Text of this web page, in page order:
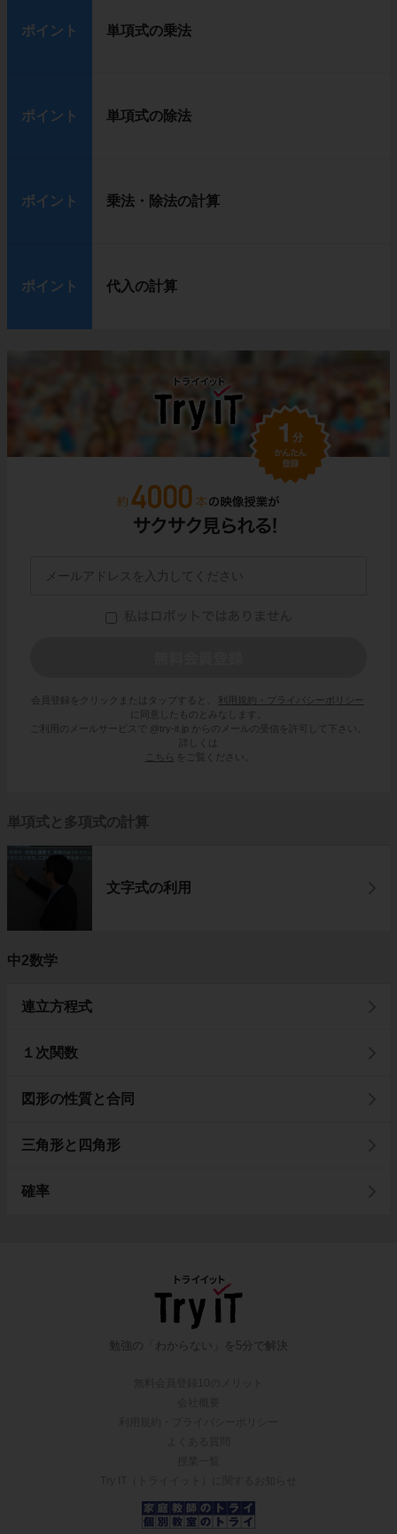
ポイント 単項式の乗法
ポイント 単項式の除法
ポイント 乗法・除法の計算
ポイント 代入の計算
会員登録をクリックまたはタップすると、
利用規約・プライバシーポリシー
に同意したものとみなします。
ご利用のメールサービスで @try-it.jp からのメールの受信を許可して下さい。
詳しくは
こちら
をご覧ください。
単項式と多項式の計算
文字式の利用
中2数学
連立方程式
１次関数
図形の性質と合同
三角形と四角形
確率
勉強の「わからない」を5分で解決